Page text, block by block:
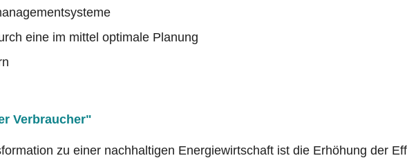
eine im mittel optimale Planung
Verbraucher"
zu einer nachhaltigen Energiewirtschaft ist die Erhöhung der